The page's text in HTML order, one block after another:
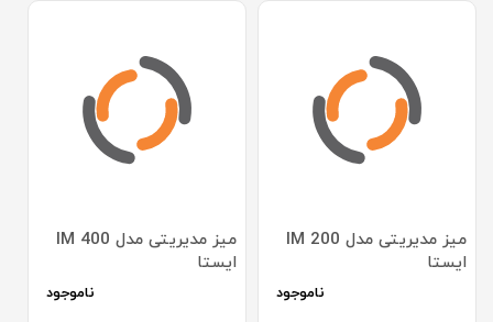
میز مدیریتی مدل IM 200
ایستا
ناموجود
میز مدیریتی مدل IM 400
ایستا
ناموجود